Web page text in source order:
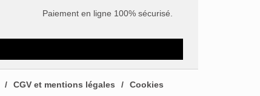
Paiement en ligne 100% sécurisé.
CGV et mentions légales
Cookies